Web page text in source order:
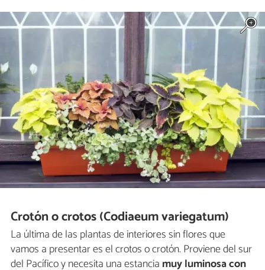
Crotón o crotos (Codiaeum variegatum)
La última de las plantas de interiores sin flores que
vamos a presentar es el crotos o crotón. Proviene del sur
del Pacífico y necesita una estancia muy luminosa con